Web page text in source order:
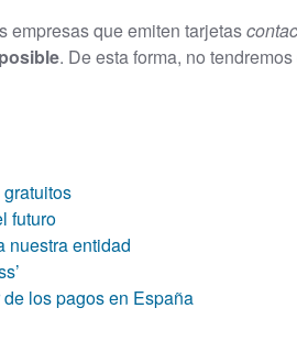
empresas que emiten tarjetas
. De esta forma, no
futuro
nuestra entidad
los pagos en España